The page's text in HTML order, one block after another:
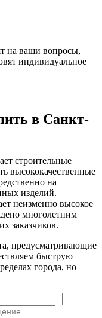
на ваши вопросы,
индивидуальное
в Санкт-
строительные
высококачественные
на
изделий.
неизменно высокое
многолетним
заказчиков.
предусматривающие
быструю
города, но